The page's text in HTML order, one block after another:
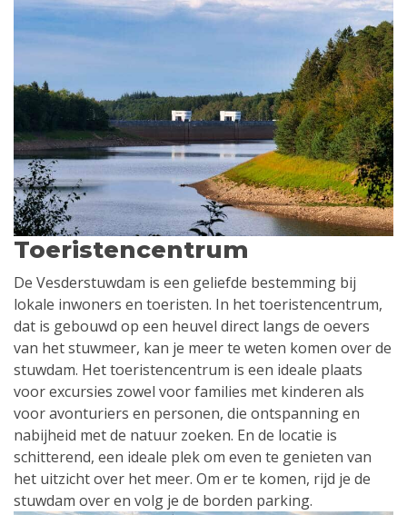
Toeristencentrum
De Vesderstuwdam is een geliefde bestemming bij
lokale inwoners en toeristen. In het toeristencentrum,
dat is gebouwd op een heuvel direct langs de oevers
van het stuwmeer, kan je meer te weten komen over de
stuwdam. Het toeristencentrum is een ideale plaats
voor excursies zowel voor families met kinderen als
voor avonturiers en personen, die ontspanning en
nabijheid met de natuur zoeken. En de locatie is
schitterend, een ideale plek om even te genieten van
het uitzicht over het meer. Om er te komen, rijd je de
stuwdam over en volg je de borden parking.